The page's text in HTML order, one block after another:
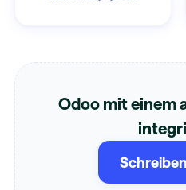
Odoo mit einem